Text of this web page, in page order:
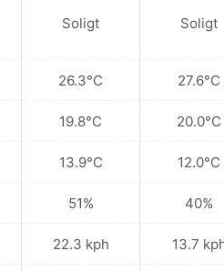
Soligt
26.3°C
19.8°C
13.9°C
51%
22.3 kph
Soligt
27.6°C
20.0°C
12.0°C
40%
13.7